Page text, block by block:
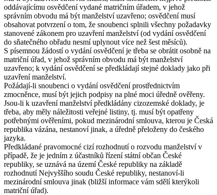
oddávajícímu osvědčení vydané matričním úřadem, v jehož
správním obvodu má být manželství uzavřeno; osvědčení musí
obsahovat potvrzení o tom, že snoubenci splnili všechny požadavky
stanovené zákonem pro uzavření manželství (od vydání osvědčení
do sňatečného obřadu nesmí uplynout více než šest měsíců).
S písemnou žádostí o vydání osvědčení je třeba se obrátit osobně na
matriční úřad, v jehož správním obvodu má být manželství
uzavřeno; k vydání osvědčení se předkládají stejné doklady jako při
uzavření manželství.
Požádají-li snoubenci o vydání osvědčení prostřednictvím
zmocněnce, musí být jejich podpisy na plné moci úředně ověřeny.
Jsou-li k uzavření manželství předkládány cizozemské doklady, je
třeba, aby měly náležitosti veřejné listiny, tj. musí být opatřeny
potřebnými ověřeními, pokud mezinárodní smlouva, kterou je Česká
republika vázána, nestanoví jinak, a úředně přeloženy do českého
jazyka.
Předkládané pravomocné cizí rozhodnutí o rozvodu manželství v
případě, že je jedním z účastníků řízení státní občan České
republiky, se uznává na území České republiky na základě
rozhodnutí Nejvyššího soudu České republiky, nestanoví-li
mezinárodní smlouva jinak (bližší informace vám sdělí kterýkoli
matriční úřad).